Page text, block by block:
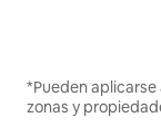
*Pueden
zonas y